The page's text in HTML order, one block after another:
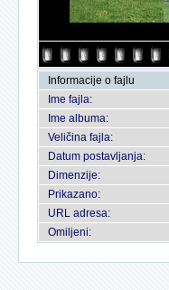
Informacije o fajlu
Ime fajla:
Ime albuma:
Veličina fajla:
Datum postavljanja:
Dimenzije:
Prikazano:
URL adresa:
Omiljeni: